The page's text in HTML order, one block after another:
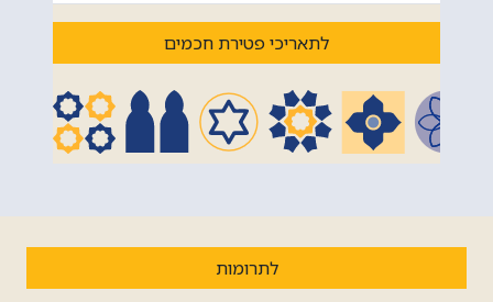
לתאריכי פטירת חכמים
לתרומות